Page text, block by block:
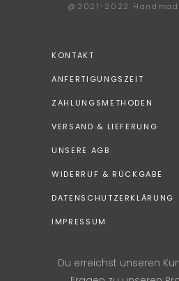
@2021-2022
KONTAKT
ANFERTIGUNGSZEIT
ZAHLUNGSMETHODEN
VERSAND & LIEFERUNG
UNSERE AGB
WIDERRUF & RÜCKGABE
DATENSCHUTZERKLÄRUNG
IMPRESSUM
Du erreichst unseren